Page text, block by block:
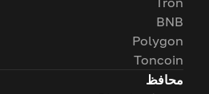
BNB
Polygon
Toncoin
محافظ